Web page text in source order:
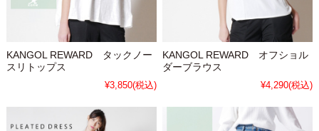
KANGOL REWARD タックノー
スリトップス
¥3,850(税込)
KANGOL REWARD オフショル
ダーブラウス
¥4,290(税込)